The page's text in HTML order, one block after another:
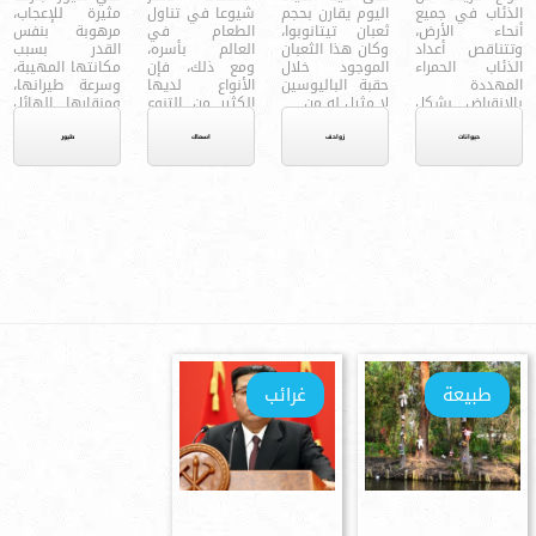
الذئاب في جميع
أنحاء الأرض،
وتتناقص أعداد
الذئاب الحمراء
المهددة
بالإنقراض بشكل
حيوانات
اليوم يقارن بحجم
ثعبان تيتانوبوا،
وكان هذا الثعبان
الموجود خلال
حقبة الباليوسين
لا مثيل له من ...
زواحف
الوردي؟
شيوعا في تناول
الطعام في
العالم بأسره،
ومع ذلك، فإن
الأنواع لديها
الكثير من التنوع
اسماك
مثيرة للإعجاب،
مرهوبة بنفس
القدر بسبب
مكانتها المهيبة،
وسرعة طيرانها،
ومنقارها الهائل
طيور
طبيعة غرائب